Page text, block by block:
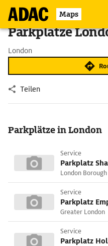
Maps
Parkplätze
London
Teilen
Parkplätze in London
Service
Parkplatz
London
Service
Parkplatz
Greater London
Service
Parkplatz